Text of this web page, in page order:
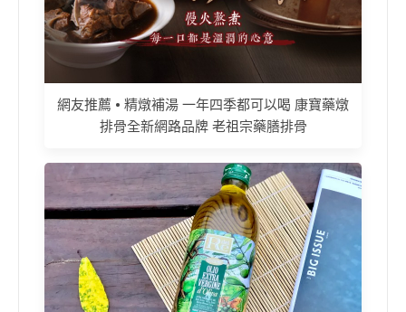
網友推薦 • 精燉補湯 一年四季都可以喝 康寶藥燉
排骨全新網路品牌 老祖宗藥膳排骨